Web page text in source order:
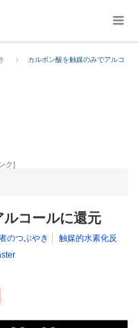
カルボン酸を触媒のみでアルコ
ク]
コールに還元
のつぶやき
触媒的水素化反